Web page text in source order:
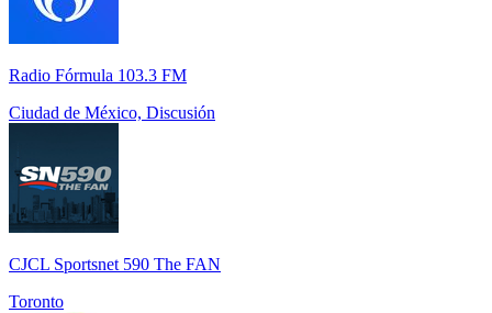
Radio Fórmula 103.3 FM
Ciudad de México, Discusión
CJCL Sportsnet 590 The FAN
Toronto